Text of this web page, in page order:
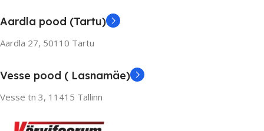
Aardla pood (Tartu)
Aardla 27, 50110 Tartu
Vesse pood ( Lasnamäe)
Vesse tn 3, 11415 Tallinn